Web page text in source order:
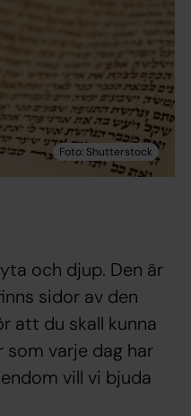
och djup. Den är
sidor av den
att du skall kunna
som varje dag har
vill vi bjuda